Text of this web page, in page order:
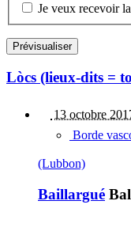
Je veux recevoir
Lòcs (lieux-dits =
13 octobre
Borde
(Lubbon)
Baillargué